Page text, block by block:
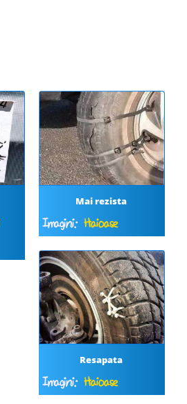
Mai rezista
Imagini:Haioase
Resapata
Imagini:Haioase